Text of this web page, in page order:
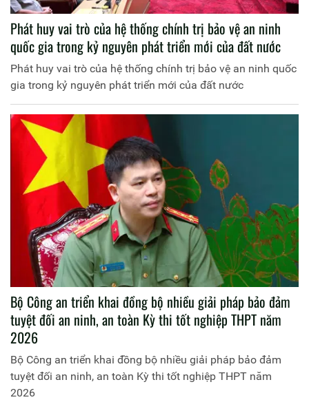
Phát huy vai trò của hệ thống chính trị bảo vệ an ninh
quốc gia trong kỷ nguyên phát triển mới của đất nước
Phát huy vai trò của hệ thống chính trị bảo vệ an ninh quốc
gia trong kỷ nguyên phát triển mới của đất nước
Bộ Công an triển khai đồng bộ nhiều giải pháp bảo đảm
tuyệt đối an ninh, an toàn Kỳ thi tốt nghiệp THPT năm
2026
Bộ Công an triển khai đồng bộ nhiều giải pháp bảo đảm
tuyệt đối an ninh, an toàn Kỳ thi tốt nghiệp THPT năm
2026